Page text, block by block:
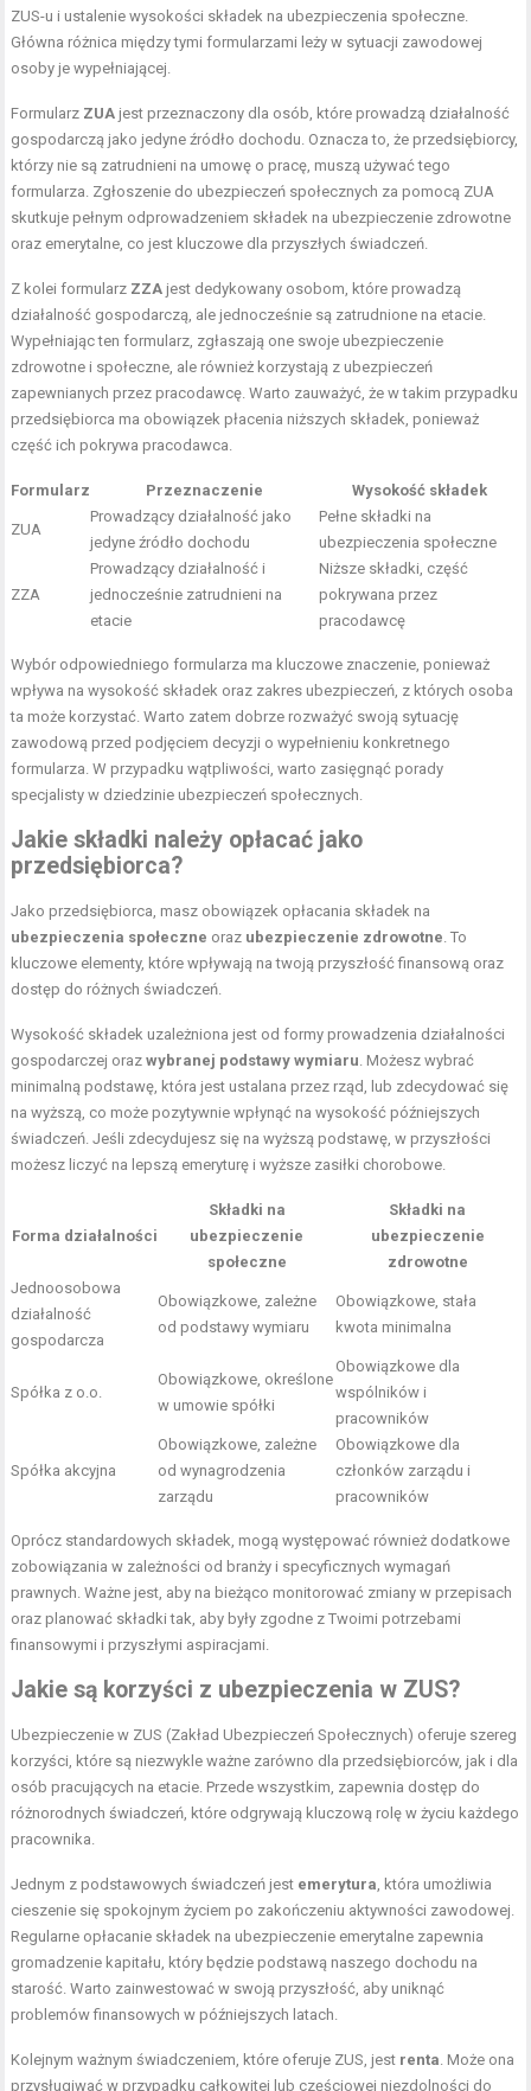
ZUS-u i ustalenie wysokości składek na ubezpieczenia społeczne.
Główna różnica między tymi formularzami leży w sytuacji zawodowej
osoby je wypełniającej.
Formularz ZUA jest przeznaczony dla osób, które prowadzą działalność
gospodarczą jako jedyne źródło dochodu. Oznacza to, że przedsiębiorcy,
którzy nie są zatrudnieni na umowę o pracę, muszą używać tego
formularza. Zgłoszenie do ubezpieczeń społecznych za pomocą ZUA
skutkuje pełnym odprowadzeniem składek na ubezpieczenie zdrowotne
oraz emerytalne, co jest kluczowe dla przyszłych świadczeń.
Z kolei formularz ZZA jest dedykowany osobom, które prowadzą
działalność gospodarczą, ale jednocześnie są zatrudnione na etacie.
Wypełniając ten formularz, zgłaszają one swoje ubezpieczenie
zdrowotne i społeczne, ale również korzystają z ubezpieczeń
zapewnianych przez pracodawcę. Warto zauważyć, że w takim przypadku
przedsiębiorca ma obowiązek płacenia niższych składek, ponieważ
część ich pokrywa pracodawca.
Formularz Przeznaczenie Wysokość składek
ZUA
Prowadzący działalność jako
jedyne źródło dochodu
Pełne składki na
ubezpieczenia społeczne
ZZA
Prowadzący działalność i
jednocześnie zatrudnieni na
etacie
Niższe składki, część
pokrywana przez
pracodawcę
Wybór odpowiedniego formularza ma kluczowe znaczenie, ponieważ
wpływa na wysokość składek oraz zakres ubezpieczeń, z których osoba
ta może korzystać. Warto zatem dobrze rozważyć swoją sytuację
zawodową przed podjęciem decyzji o wypełnieniu konkretnego
formularza. W przypadku wątpliwości, warto zasięgnąć porady
specjalisty w dziedzinie ubezpieczeń społecznych.
Jakie składki należy opłacać jako
przedsiębiorca?
Jako przedsiębiorca, masz obowiązek opłacania składek na
ubezpieczenia społeczne oraz ubezpieczenie zdrowotne. To
kluczowe elementy, które wpływają na twoją przyszłość finansową oraz
dostęp do różnych świadczeń.
Wysokość składek uzależniona jest od formy prowadzenia działalności
gospodarczej orazwybranej podstawy wymiaru. Możesz wybrać
minimalną podstawę, która jest ustalana przez rząd, lub zdecydować się
na wyższą, co może pozytywnie wpłynąć na wysokość późniejszych
świadczeń. Jeśli zdecydujesz się na wyższą podstawę, w przyszłości
możesz liczyć na lepszą emeryturę i wyższe zasiłki chorobowe.
Forma działalności
Składki na
ubezpieczenie
społeczne
Składki na
ubezpieczenie
zdrowotne
Jednoosobowa
działalność
gospodarcza
Obowiązkowe, zależne
od podstawy wymiaru
Obowiązkowe, stała
kwota minimalna
Spółka z o.o.
Obowiązkowe, określone
w umowie spółki
Obowiązkowe dla
wspólników i
pracowników
Spółka akcyjna
Obowiązkowe, zależne
od wynagrodzenia
zarządu
Obowiązkowe dla
członków zarządu i
pracowników
Oprócz standardowych składek, mogą występować również dodatkowe
zobowiązania w zależności od branży i specyficznych wymagań
prawnych. Ważne jest, aby na bieżąco monitorować zmiany w przepisach
oraz planować składki tak, aby były zgodne z Twoimi potrzebami
finansowymi i przyszłymi aspiracjami.
Jakie są korzyści z ubezpieczenia w ZUS?
Ubezpieczenie w ZUS (Zakład Ubezpieczeń Społecznych) oferuje szereg
korzyści, które są niezwykle ważne zarówno dla przedsiębiorców, jak i dla
osób pracujących na etacie. Przede wszystkim, zapewnia dostęp do
różnorodnych świadczeń, które odgrywają kluczową rolę w życiu każdego
pracownika.
Jednym z podstawowych świadczeń jest emerytura, która umożliwia
cieszenie się spokojnym życiem po zakończeniu aktywności zawodowej.
Regularne opłacanie składek na ubezpieczenie emerytalne zapewnia
gromadzenie kapitału, który będzie podstawą naszego dochodu na
starość. Warto zainwestować w swoją przyszłość, aby uniknąć
problemów finansowych w późniejszych latach.
Kolejnym ważnym świadczeniem, które oferuje ZUS, jest renta. Może ona
przysługiwać w przypadku całkowitej lub częściowej niezdolności do